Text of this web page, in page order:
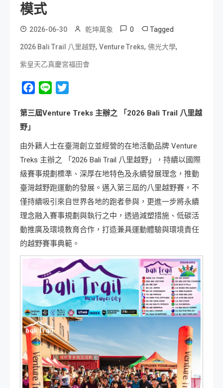
模式
2026-06-30 乾坤萬象 0 Tagged
2026 Bali Trail 八里越野, Venture Treks, 佛光大學,
紫皇天乙真慶宮福田會
Facebook
Line
第三屆Venture Treks 主辦之 「 2026 Bali Trail 八里越
野」
由外籍人士在臺灣創立並經營的在地活動品牌 Venture
Treks 主辦之 「2026 Bali Trail 八里越野」，持續以國際
級賽事規劃標準、深厚在地特色及永續發展理念，推動
臺灣越野跑運動的發展。邁入第三屆的八里越野賽，不
僅持續吸引來自世界各地的跑者參與，更進一步將永續
理念融入賽事規劃與執行之中，透過減塑措施、低碳活
動推廣及環境教育合作，打造兼具運動體驗與環境責任
的越野賽事典範。